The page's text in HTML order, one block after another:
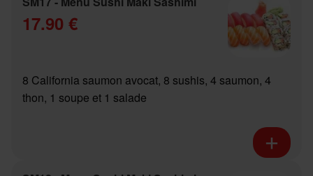
17.90 €
8 California saumon avocat, 8 sushis, 4 saumon, 4
thon, 1 soupe et 1 salade